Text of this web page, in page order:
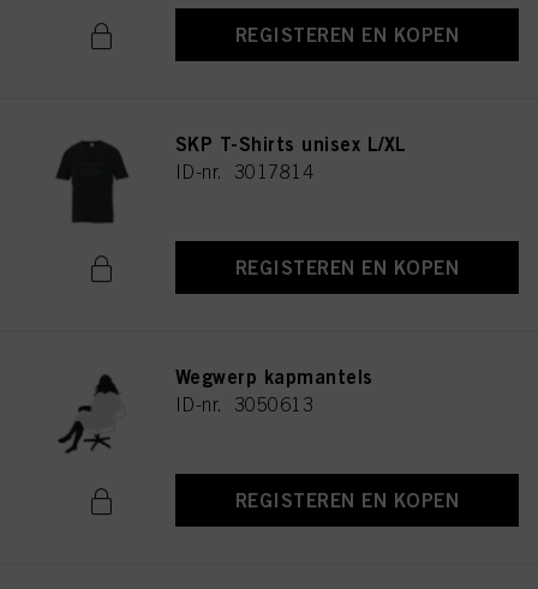
REGISTEREN EN KOPEN
SKP T-Shirts unisex L/XL
ID-nr. 3017814
REGISTEREN EN KOPEN
Wegwerp kapmantels
ID-nr. 3050613
REGISTEREN EN KOPEN